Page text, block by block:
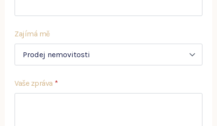
Zajímá mě
Vaše zpráva *